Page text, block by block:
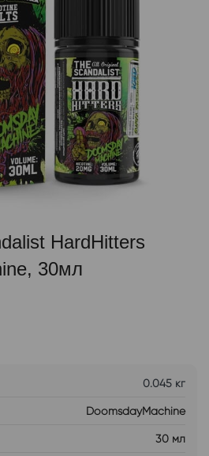
HardHitters
30мл
0.045 кг
DoomsdayMachine
30 мл